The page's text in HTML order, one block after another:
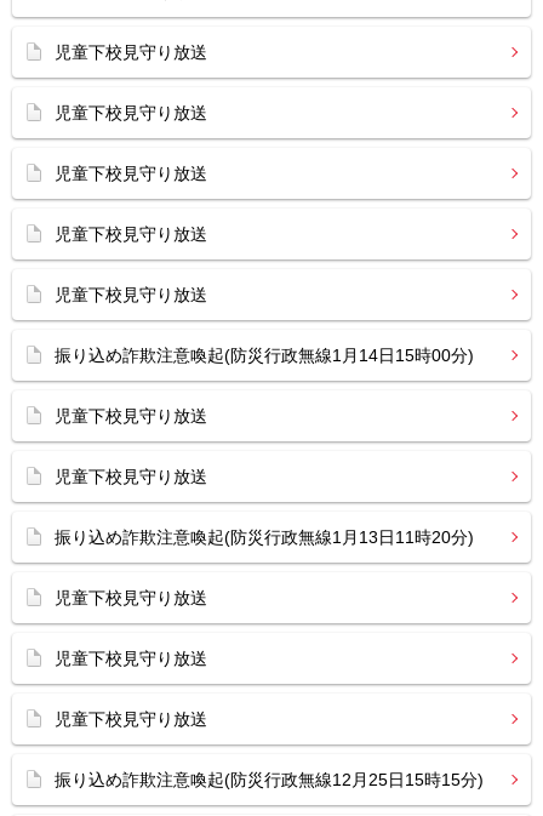
児童下校見守り放送
児童下校見守り放送
児童下校見守り放送
児童下校見守り放送
児童下校見守り放送
振り込め詐欺注意喚起(防災行政無線1月14日15時00分)
児童下校見守り放送
児童下校見守り放送
振り込め詐欺注意喚起(防災行政無線1月13日11時20分)
児童下校見守り放送
児童下校見守り放送
児童下校見守り放送
振り込め詐欺注意喚起(防災行政無線12月25日15時15分)